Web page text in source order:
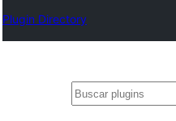
Plugin Directory
Buscar